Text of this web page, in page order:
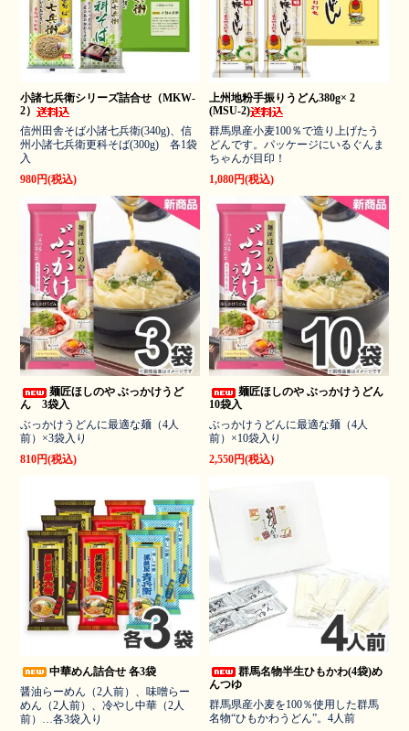
小諸七兵衛シリーズ詰合せ（MKW-
2）
信州田舎そば小諸七兵衛(340g)、信
州小諸七兵衛更科そば(300g) 各1袋
入
980円(税込)
上州地粉手振りうどん380g× 2
(MSU-2)
群馬県産小麦100％で造り上げたう
どんです。パッケージにいるぐんま
ちゃんが目印！
1,080円(税込)
麺匠ほしのや ぶっかけうど
ん 3袋入
ぶっかけうどんに最適な麺（4人
前）×3袋入り
810円(税込)
麺匠ほしのや ぶっかけうどん
10袋入
ぶっかけうどんに最適な麺（4人
前）×10袋入り
2,550円(税込)
中華めん詰合せ 各3袋
醤油らーめん（2人前）、味噌らー
めん（2人前）、冷やし中華（2人
前）…各3袋入り
群馬名物半生ひもかわ(4袋)め
んつゆ
群馬県産小麦を100％使用した群馬
名物“ひもかわうどん”。4人前